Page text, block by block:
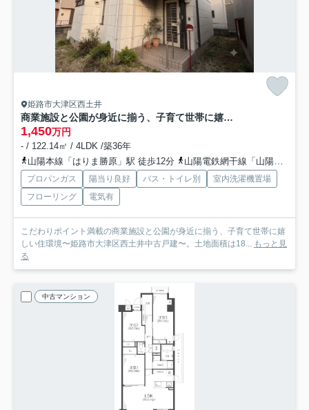
姫路市大津区西土井
商業施設と公園が身近に揃う、子育て世帯に嬉しい住環境〜姫路市大津区西土井中古戸建〜
1,450万円
- / 122.14㎡ / 4LDK /築36年
山陽本線「はりま勝原」駅 徒歩12分
山陽電鉄網干線「山陽天満」駅 徒歩15分
プロパンガス 陽当り良好 バス・トイレ別
室内洗濯機置場
フローリング
電気有
こだわりポイント満載の商業施設と公園が身近に揃う、子育て世帯に嬉
しい住環境〜姫路市大津区西土井中古戸建〜。土地面積は18...
もっと見
る
中古マンション